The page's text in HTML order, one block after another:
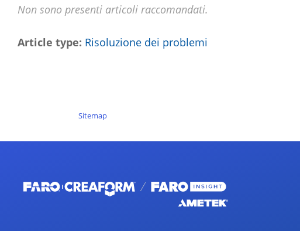
Non sono presenti articoli raccomandati.
Article type Risoluzione dei problemi
Sitemap